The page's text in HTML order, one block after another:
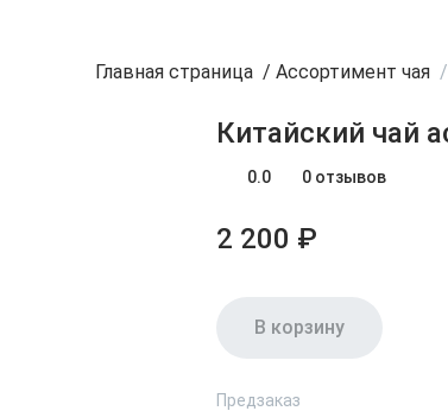
Главная страница / Ассортимент чая /
Китайский чай
0.0 0 отзывов
2 200 ₽
В корзину
Предзаказ